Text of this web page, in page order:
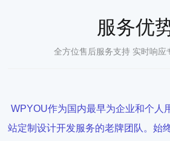
服务优
全方位售后服务支持 实时响应
WPYOU作为国内最早为企业和个人
站定制设计开发服务的老牌团队。始